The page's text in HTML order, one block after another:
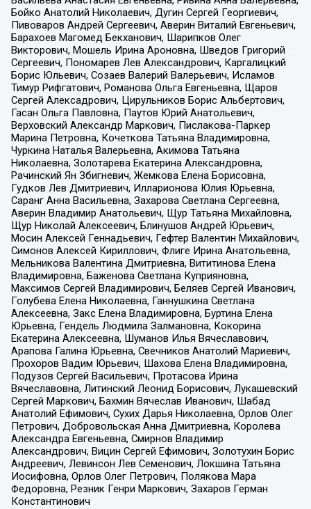
Бойко Анатолий Николаевич, Дугин Сергей Георгиевич,
Пивоваров Андрей Сергеевич, Аверин Виталий Евгеньевич,
Барахоев Магомед Бекханович, Шарипков Олег
Викторович, Мошель Ирина Ароновна, Шведов Григорий
Сергеевич, Пономарев Лев Александрович, Каргалицкий
Борис Юльевич, Созаев Валерий Валерьевич, Исламов
Тимур Рифгатович, Романова Ольга Евгеньевна, Щаров
Сергей Алексадрович, Цирульников Борис Альбертович,
Гасан Ольга Павловна, Паутов Юрий Анатольевич,
Верховский Александр Маркович, Пислакова-Паркер
Марина Петровна, Кочеткова Татьяна Владимировна,
Чуркина Наталья Валерьевна, Акимова Татьяна
Николаевна, Золотарева Екатерина Александровна,
Рачинский Ян Збигневич, Жемкова Елена Борисовна,
Гудков Лев Дмитриевич, Илларионова Юлия Юрьевна,
Саранг Анна Васильевна, Захарова Светлана Сергеевна,
Аверин Владимир Анатольевич, Щур Татьяна Михайловна,
Щур Николай Алексеевич, Блинушов Андрей Юрьевич,
Мосин Алексей Геннадьевич, Гефтер Валентин Михайлович,
Симонов Алексей Кириллович, Флиге Ирина Анатольевна,
Мельникова Валентина Дмитриевна, Вититинова Елена
Владимировна, Баженова Светлана Куприяновна,
Максимов Сергей Владимирович, Беляев Сергей Иванович,
Голубева Елена Николаевна, Ганнушкина Светлана
Алексеевна, Закс Елена Владимировна, Буртина Елена
Юрьевна, Гендель Людмила Залмановна, Кокорина
Екатерина Алексеевна, Шуманов Илья Вячеславович,
Арапова Галина Юрьевна, Свечников Анатолий Мариевич,
Прохоров Вадим Юрьевич, Шахова Елена Владимировна,
Подузов Сергей Васильевич, Протасова Ирина
Вячеславовна, Литинский Леонид Борисович, Лукашевский
Сергей Маркович, Бахмин Вячеслав Иванович, Шабад
Анатолий Ефимович, Сухих Дарья Николаевна, Орлов Олег
Петрович, Добровольская Анна Дмитриевна, Королева
Александра Евгеньевна, Смирнов Владимир
Александрович, Вицин Сергей Ефимович, Золотухин Борис
Андреевич, Левинсон Лев Семенович, Локшина Татьяна
Иосифовна, Орлов Олег Петрович, Полякова Мара
Федоровна, Резник Генри Маркович, Захаров Герман
Константинович